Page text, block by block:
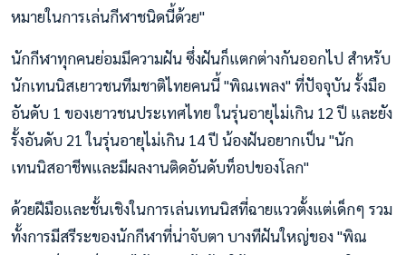
หมายในการเล่นกีฬาชนิดนี้ด้วย"
นักกีฬาทุกคนย่อมมีความฝัน ซึ่งฝันก็แตกต่างกันออกไป สำหรับ
นักเทนนิสเยาวชนทีมชาติไทยคนนี้ "พิณเพลง" ที่ปัจจุบัน รั้งมือ
อันดับ 1 ของเยาวชนประเทศไทย ในรุ่นอายุไม่เกิน 12 ปี และยัง
รั้งอันดับ 21 ในรุ่นอายุไม่เกิน 14 ปี น้องฝันอยากเป็น "นัก
เทนนิสอาชีพและมีผลงานติดอันดับท็อปของโลก"
ด้วยฝีมือและชั้นเชิงในการเล่นเทนนิสที่ฉายแววตั้งแต่เด็กๆ รวม
ทั้งการมีสรีระของนักกีฬาที่น่าจับตา บางทีฝันใหญ่ของ "พิณ